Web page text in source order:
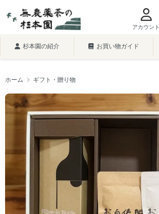
アカウント
杉本園の紹介 お買い物ガイド
ホーム ギフト・贈り物